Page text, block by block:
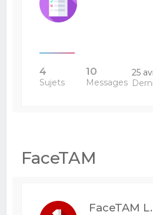
4
Sujets
10
Messages
25
FaceTAM
FaceTAM